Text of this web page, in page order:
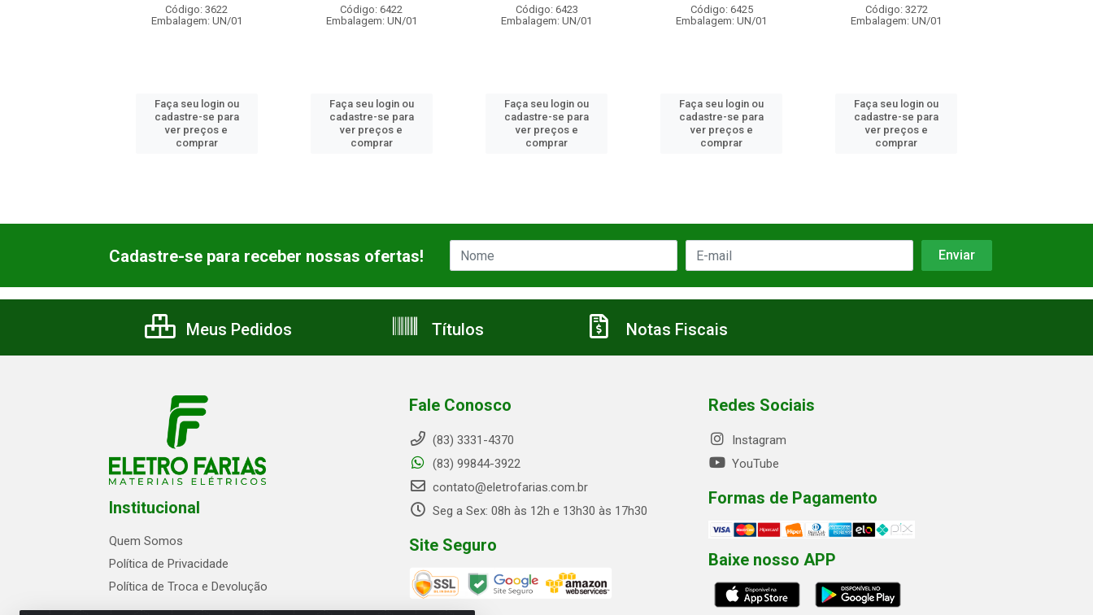
Código: 6422
Embalagem: UN/01
Faça seu login ou
cadastre-se para
ver preços e
comprar
Código: 6423
Embalagem: UN/01
Faça seu login ou
cadastre-se para
ver preços e
comprar
Código: 6425
Embalagem: UN/01
Faça seu login ou
cadastre-se para
ver preços e
comprar
Código: 3272
Embalagem: UN/01
Faça seu login ou
cadastre-se para
ver preços e
comprar
Código: 6426
Embalagem: UN/01
Faça seu login ou
cadastre-se para
ver preços e
comprar
Cadastre-se para receber nossas ofertas!
Meus Pedidos Títulos Notas Fiscais
Institucional
Quem Somos
Política de Privacidade
Política de Troca e Devolução
Fale Conosco
(83) 3331-4370
(83) 99844-3922
contato@eletrofarias.com.br
Seg a Sex: 08h às 12h e 13h30 às 17h30
Site Seguro
Redes Sociais
Instagram
YouTube
Formas de Pagamento
Baixe nosso APP